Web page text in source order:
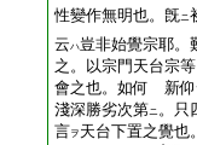
性變作無明也。旣ニ
云ハ豈非始覺宗耶。
之。以宗門天台宗等
會之也。如何 新仰
淺深勝劣次第ニ。只
言ヲ 天台下置之覺也